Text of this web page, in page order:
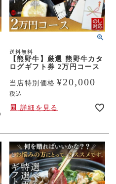
送料無料
【熊野牛】厳選 熊野牛カタ
ログギフト券 2万円コース
当店特別価格 ¥20,000
税込
詳細を見る